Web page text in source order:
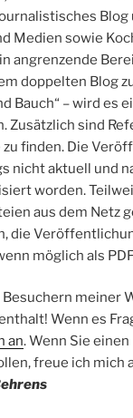
Blog
Medien sowie
angrenzende
doppelten Blog
Bauch“ – wird es
Zusätzlich sind
finden. Die
nicht aktuell und
worden.
aus dem Netz
die
möglich als
Besuchern meiner
Wenn es
an. Wenn Sie
freue ich mich